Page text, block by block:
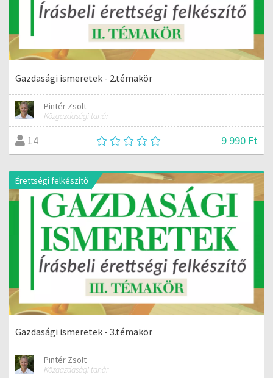
Gazdasági ismeretek - 2.témakör
Pintér Zsolt
Közgazdasági tanár
14 9 990 Ft
Érettségi felkészítő
Gazdasági ismeretek - 3.témakör
Pintér Zsolt
Közgazdasági tanár